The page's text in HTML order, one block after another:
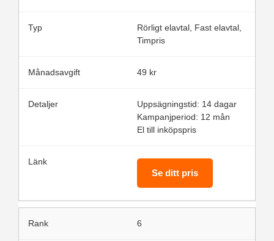
Rörligt elavtal, Fast elavtal,
Timpris
49 kr
Uppsägningstid: 14 dagar
Kampanjperiod: 12 mån
El till inköpspris
Se ditt pris
6